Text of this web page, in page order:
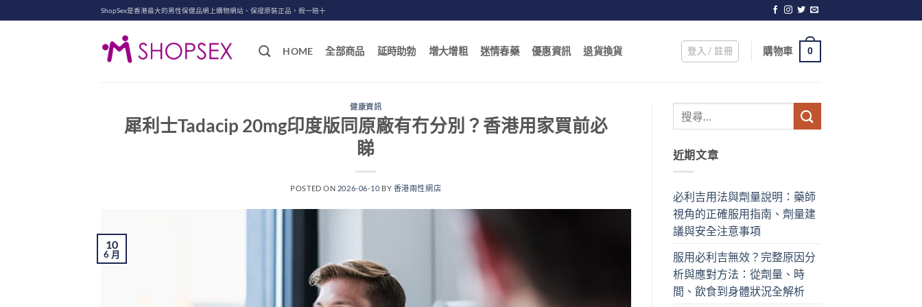
to
ShopSex是香港最大的男性保健品網上購物網站、保證原裝正品，假一賠十
HOME 全部商品 延時助勃 增大增粗 迷情春藥 優惠資訊 退貨換貨 登入 / 註冊 購物車 0
健康資訊
犀利士Tadacip 20mg印度版同原廠有冇分別？香港用家買前必
睇
POSTED ON 2026-06-10 BY 香港兩性網店
10
6 月
近期文章
必利吉用法與劑量說明：藥師
視角的正確服用指南、劑量建
議與安全注意事項
服用必利吉無效？完整原因分
析與應對方法：從劑量、時
間、飲食到身體狀況全解析